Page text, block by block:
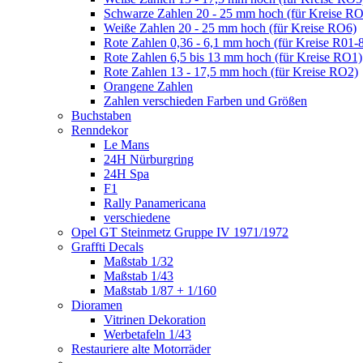
Schwarze Zahlen 20 - 25 mm hoch (für Kreise
Weiße Zahlen 20 - 25 mm hoch (für Kreise RO6)
Rote Zahlen 0,36 - 6,1 mm hoch (für Kreise R01-
Rote Zahlen 6,5 bis 13 mm hoch (für Kreise RO1)
Rote Zahlen 13 - 17,5 mm hoch (für Kreise RO2)
Orangene Zahlen
Zahlen verschieden Farben und Größen
Buchstaben
Renndekor
Le Mans
24H Nürburgring
24H Spa
F1
Rally Panamericana
verschiedene
Opel GT Steinmetz Gruppe IV 1971/1972
Graffti Decals
Maßstab 1/32
Maßstab 1/43
Maßstab 1/87 + 1/160
Dioramen
Vitrinen Dekoration
Werbetafeln 1/43
Restauriere alte Motorräder